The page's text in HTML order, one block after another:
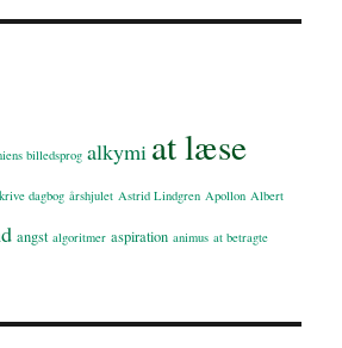
billedsprog alkymi at læse
dagbog årshjulet Astrid Lindgren Apollon Albert
angst algoritmer aspiration animus at betragte